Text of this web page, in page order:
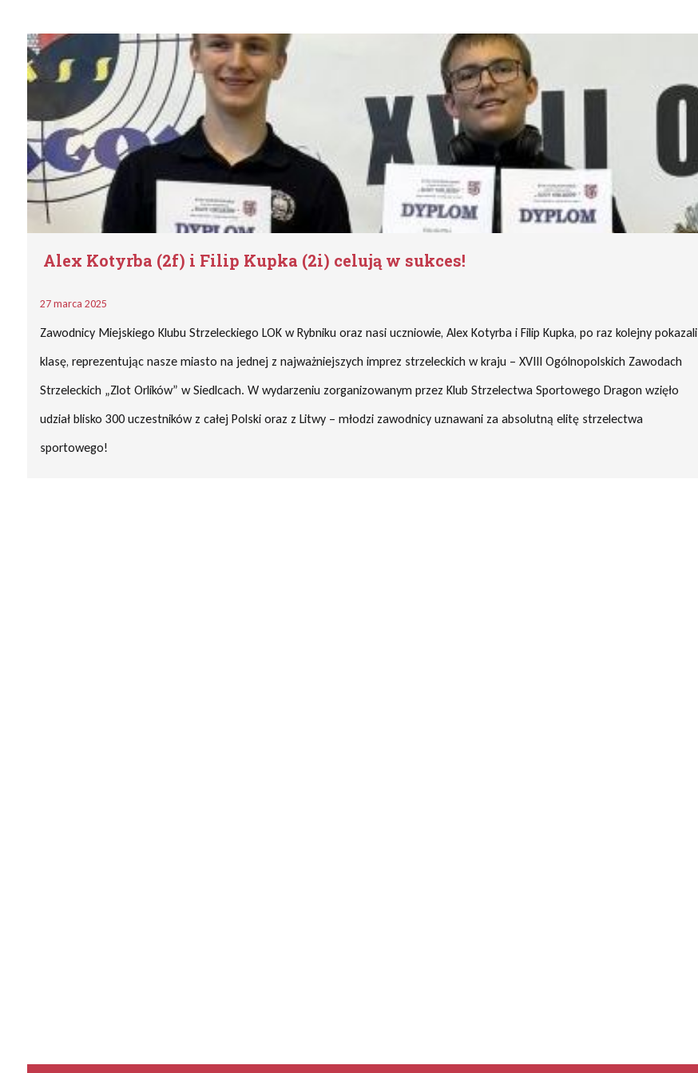
Alex Kotyrba (2f) i Filip Kupka (2i) celują w sukces!
27 marca 2025
Zawodnicy Miejskiego Klubu Strzeleckiego LOK w Rybniku oraz nasi uczniowie, Alex Kotyrba i Filip Kupka, po raz kolejny pokazali
klasę, reprezentując nasze miasto na jednej z najważniejszych imprez strzeleckich w kraju – XVIII Ogólnopolskich Zawodach
Strzeleckich „Zlot Orlików” w Siedlcach. W wydarzeniu zorganizowanym przez Klub Strzelectwa Sportowego Dragon wzięło
udział blisko 300 uczestników z całej Polski oraz z Litwy – młodzi zawodnicy uznawani za absolutną elitę strzelectwa
sportowego!